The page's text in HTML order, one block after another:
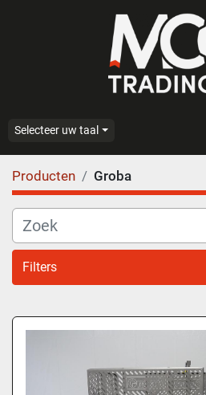
Selecteer uw taal
Producten Groba
Filters
Alle categoriën
Sorteren op